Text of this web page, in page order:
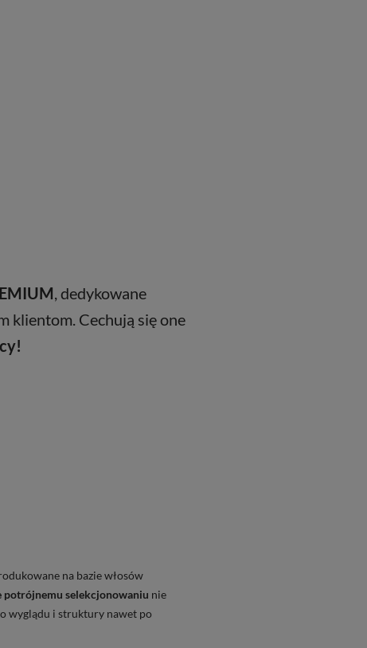
, dedykowane
klientom. Cechują się one
na bazie włosów
potrójnemu selekcjonowaniu nie
wyglądu i struktury nawet po